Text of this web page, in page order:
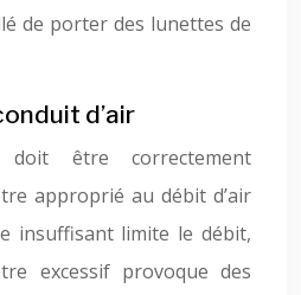
de porter des lunettes de
d’air
être correctement
approprié au débit d’air
insuffisant limite le débit,
excessif provoque des